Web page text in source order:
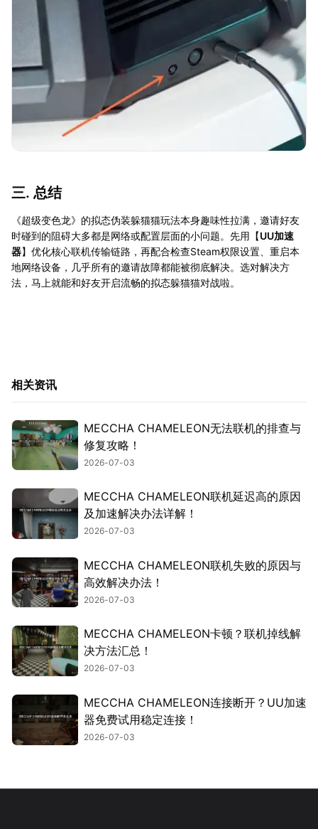
三. 总结
《超级变色龙》的拟态伪装躲猫猫玩法本身趣味性拉满，邀请好友
时碰到的阻碍大多都是网络或配置层面的小问题。先用【UU加速
器】优化核心联机传输链路，再配合检查Steam权限设置、重启本
地网络设备，几乎所有的邀请故障都能被彻底解决。选对解决方
法，马上就能和好友开启流畅的拟态躲猫猫对战啦。
相关资讯
MECCHA CHAMELEON无法联机的排查与
修复攻略！
2026-07-03
MECCHA CHAMELEON联机延迟高的原因
及加速解决办法详解！
2026-07-03
MECCHA CHAMELEON联机失败的原因与
高效解决办法！
2026-07-03
MECCHA CHAMELEON卡顿？联机掉线解
决方法汇总！
2026-07-03
MECCHA CHAMELEON连接断开？UU加速
器免费试用稳定连接！
2026-07-03